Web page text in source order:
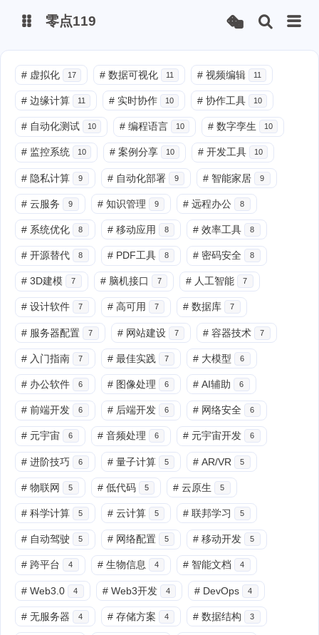
微博
抖音
零点119
# 虚拟化 17 # 数据可视化 11 # 视频编辑 11
# 边缘计算 11 # 实时协作 10 # 协作工具 10
# 自动化测试 10 # 编程语言 10 # 数字孪生 10
# 监控系统 10 # 案例分享 10 # 开发工具 10
# 隐私计算 9 # 自动化部署 9 # 智能家居 9
# 云服务 9 # 知识管理 9 # 远程办公 8
# 系统优化 8 # 移动应用 8 # 效率工具 8
# 开源替代 8 # PDF工具 8 # 密码安全 8
# 3D建模 7 # 脑机接口 7 # 人工智能 7
# 设计软件 7 # 高可用 7 # 数据库 7
# 服务器配置 7 # 网站建设 7 # 容器技术 7
# 入门指南 7 # 最佳实践 7 # 大模型 6
# 办公软件 6 # 图像处理 6 # AI辅助 6
# 前端开发 6 # 后端开发 6 # 网络安全 6
# 元宇宙 6 # 音频处理 6 # 元宇宙开发 6
# 进阶技巧 6 # 量子计算 5 # AR/VR 5
# 物联网 5 # 低代码 5 # 云原生 5
# 科学计算 5 # 云计算 5 # 联邦学习 5
# 自动驾驶 5 # 网络配置 5 # 移动开发 5
# 跨平台 4 # 生物信息 4 # 智能文档 4
# Web3.0 4 # Web3开发 4 # DevOps 4
# 无服务器 4 # 存储方案 4 # 数据结构 3